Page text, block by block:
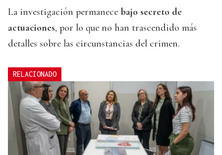
La investigación permanece bajo secreto de
actuaciones, por lo que no han trascendido más
detalles sobre las circunstancias del crimen.
RELACIONADO